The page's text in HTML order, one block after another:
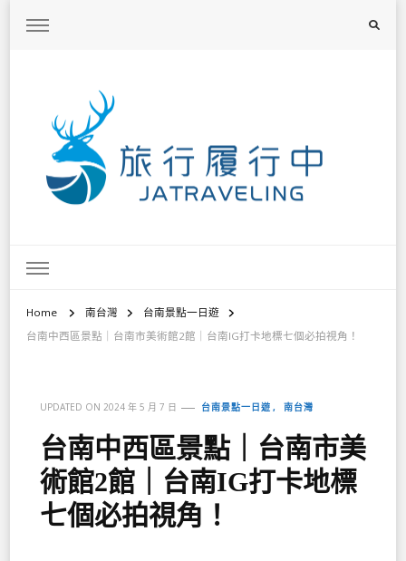
Home 南台灣
台南景點一日遊
台南中西區景點｜台南市美術館2館｜台南IG打卡地標七個必拍視角！
UPDATED ON 2024 年 5 月 7 日 台南景點一日遊 南台灣
台南中西區景點｜台南市美
術館2館｜台南IG打卡地標
七個必拍視角！